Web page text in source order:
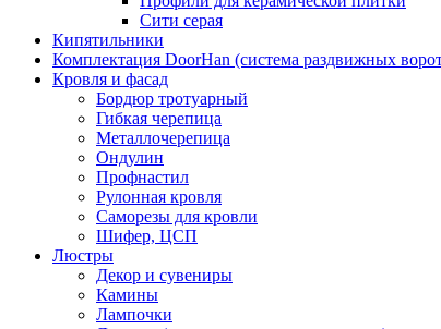
Сити серая
Кипятильники
Комплектация DoorHan (система раздвижных
Кровля и фасад
Бордюр тротуарный
Гибкая черепица
Металлочерепица
Ондулин
Профнастил
Рулонная кровля
Саморезы для кровли
Шифер, ЦСП
Люстры
Декор и сувениры
Камины
Лампочки